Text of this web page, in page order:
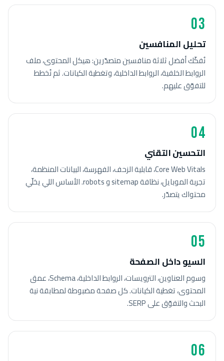
03
تحليل المنافسين
نُفكّك أفضل ثلاثة منافسين متصدّرين: هيكل المحتوى، ملف
الروابط الخلفية، الروابط الداخلية، وتغطية الكيانات. ثم نُخطط
للتفوّق عليهم.
04
التحسين التقني
Core Web Vitals، قابلية الزحف، الفهرسة، البيانات المنظمة،
تجربة الموبايل، نظافة sitemap و robots. الأساس اللي يخلّي
محتواك يتصدّر.
05
السيو داخل الصفحة
وسوم العناوين، الترويسات، الروابط الداخلية، Schema، عمق
المحتوى، تغطية الكيانات. كل صفحة مضبوطة لمطابقة نية
البحث والتفوّق على SERP.
06